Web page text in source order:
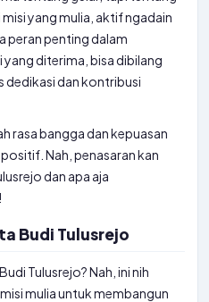
yang mulia, aktif ngadain
peran penting dalam
diterima, bisa dibilang
dedikasi dan kontribusi
rasa bangga dan kepuasan
Nah, penasaran kan
dan apa aja
Budi Tulusrejo
Tulusrejo? Nah, ini nih
mulia untuk membangun